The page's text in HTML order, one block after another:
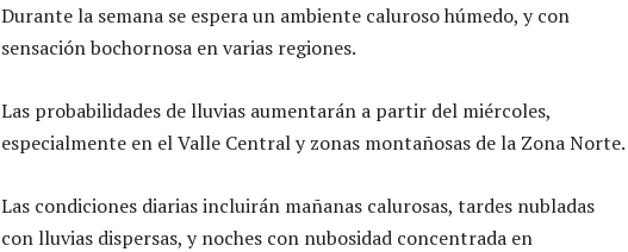
Durante la semana se espera un ambiente caluroso húmedo, y con
sensación bochornosa en varias regiones.
Las probabilidades de lluvias aumentarán a partir del miércoles,
especialmente en el Valle Central y zonas montañosas de la Zona Norte.
Las condiciones diarias incluirán mañanas calurosas, tardes nubladas
con lluvias dispersas, y noches con nubosidad concentrada en